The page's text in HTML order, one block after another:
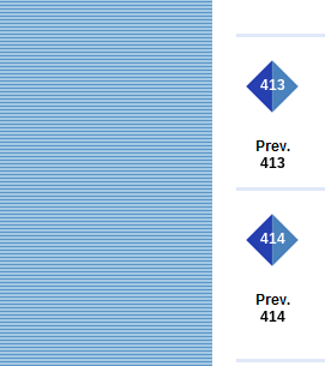
413
413
414
414